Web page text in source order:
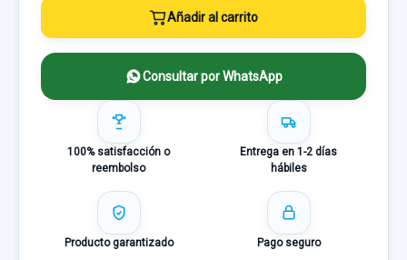
Añadir al carrito
Consultar por WhatsApp
100% satisfacción o
reembolso
Entrega en 1-2 días
hábiles
Producto garantizado Pago seguro